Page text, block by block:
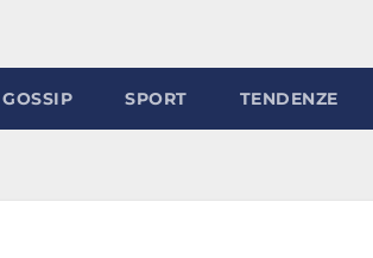
GOSSIP SPORT TENDENZE